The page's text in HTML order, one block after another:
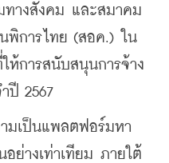
ทางสังคม และสมาคม
พิการไทย (สอค.) ใน
ห้การสนับสนุนการจ้าง
ปี 2567
เป็นแพลตฟอร์มหา
ย่างเท่าเทียม ภายใต้